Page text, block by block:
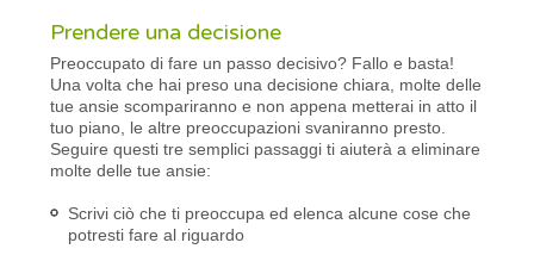
Prendere una decisione
Preoccupato di fare un passo decisivo? Fallo e basta!
Una volta che hai preso una decisione chiara, molte delle
tue ansie scompariranno e non appena metterai in atto il
tuo piano, le altre preoccupazioni svaniranno presto.
Seguire questi tre semplici passaggi ti aiuterà a eliminare
molte delle tue ansie:
Scrivi ciò che ti preoccupa ed elenca alcune cose che
potresti fare al riguardo